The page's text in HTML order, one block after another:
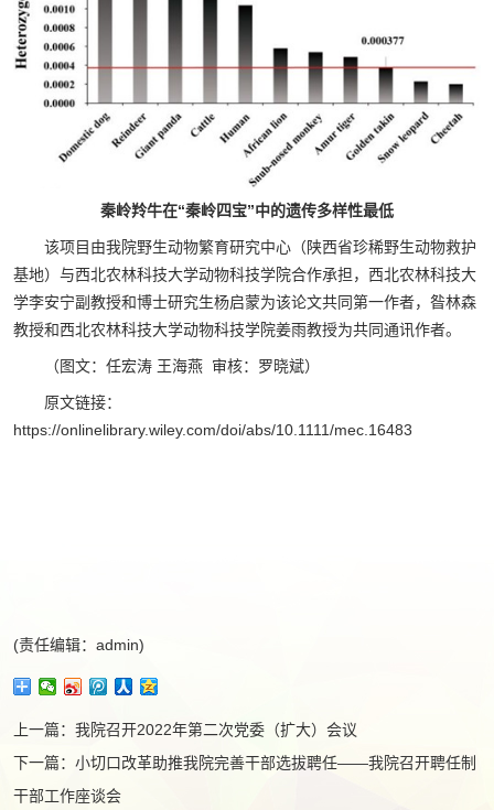
秦岭羚牛在“秦岭四宝”中的遗传多样性最低
该项目由我院野生动物繁育研究中心（陕西省珍稀野生动物救护
基地）与西北农林科技大学动物科技学院合作承担，西北农林科技大
学李安宁副教授和博士研究生杨启蒙为该论文共同第一作者，昝林森
教授和西北农林科技大学动物科技学院姜雨教授为共同通讯作者。
（图文：任宏涛 王海燕 审核：罗晓斌）
原文链接：
https://onlinelibrary.wiley.com/doi/abs/10.1111/mec.16483
(责任编辑：admin)
上一篇： 我院召开2022年第二次党委（扩大）会议
下一篇： 小切口改革助推我院完善干部选拔聘任——我院召开聘任制
干部工作座谈会